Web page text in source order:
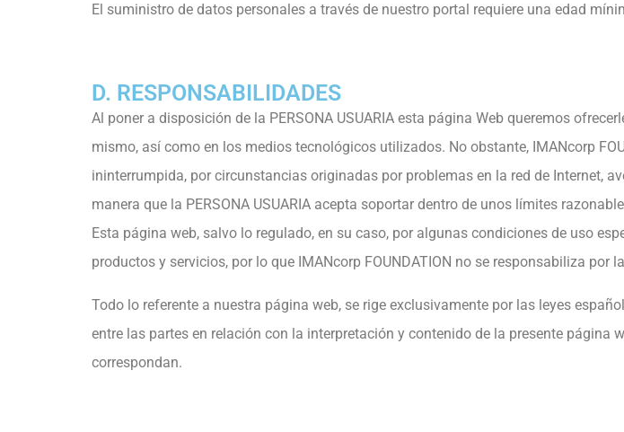
El suministro de datos personales a través de nuestro portal requiere una edad
D. RESPONSABILIDADES
Al poner a disposición de la PERSONA USUARIA esta página Web queremos
mismo, así como en los medios tecnológicos utilizados. No obstante, IMANcorp
ininterrumpida, por circunstancias originadas por problemas en la red de Internet,
manera que la PERSONA USUARIA acepta soportar dentro de unos límites
Esta página web, salvo lo regulado, en su caso, por algunas condiciones de uso
productos y servicios, por lo que IMANcorp FOUNDATION no se responsabiliza por
Todo lo referente a nuestra página web, se rige exclusivamente por las leyes
entre las partes en relación con la interpretación y contenido de la presente
correspondan.